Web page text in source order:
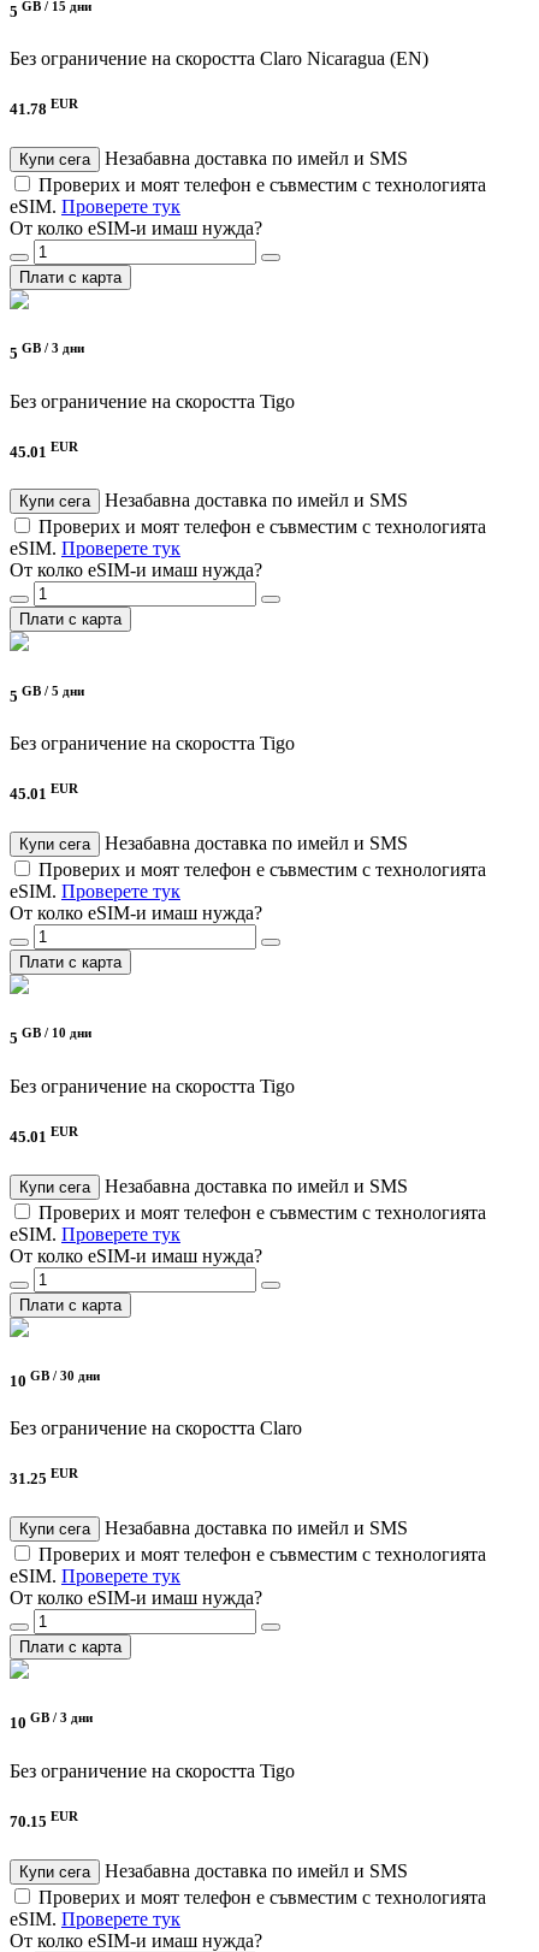
5 GB / 15 дни
Без ограничение на скоростта Claro Nicaragua (EN)
41.78 EUR
Купи сега
Незабавна доставка по имейл и SMS
Проверих и моят телефон е съвместим с технологията
eSIM. Проверете тук
От колко eSIM-и имаш нужда?
Плати с карта
5 GB / 3 дни
Без ограничение на скоростта Tigo
45.01 EUR
Купи сега
Незабавна доставка по имейл и SMS
Проверих и моят телефон е съвместим с технологията
eSIM. Проверете тук
От колко eSIM-и имаш нужда?
Плати с карта
5 GB / 5 дни
Без ограничение на скоростта Tigo
45.01 EUR
Купи сега
Незабавна доставка по имейл и SMS
Проверих и моят телефон е съвместим с технологията
eSIM. Проверете тук
От колко eSIM-и имаш нужда?
Плати с карта
5 GB / 10 дни
Без ограничение на скоростта Tigo
45.01 EUR
Купи сега
Незабавна доставка по имейл и SMS
Проверих и моят телефон е съвместим с технологията
eSIM. Проверете тук
От колко eSIM-и имаш нужда?
Плати с карта
10 GB / 30 дни
Без ограничение на скоростта Claro
31.25 EUR
Купи сега
Незабавна доставка по имейл и SMS
Проверих и моят телефон е съвместим с технологията
eSIM. Проверете тук
От колко eSIM-и имаш нужда?
Плати с карта
10 GB / 3 дни
Без ограничение на скоростта Tigo
70.15 EUR
Купи сега
Незабавна доставка по имейл и SMS
Проверих и моят телефон е съвместим с технологията
eSIM. Проверете тук
От колко eSIM-и имаш нужда?